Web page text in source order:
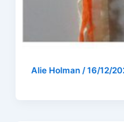
Alie Holman /16/12/